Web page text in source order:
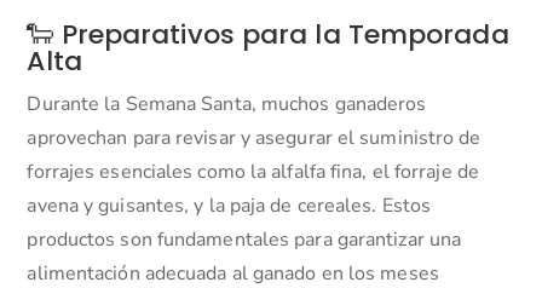
🐑 Preparativos para la Temporada
Alta
Durante la Semana Santa, muchos ganaderos
aprovechan para revisar y asegurar el suministro de
forrajes esenciales como la alfalfa fina, el forraje de
avena y guisantes, y la paja de cereales. Estos
productos son fundamentales para garantizar una
alimentación adecuada al ganado en los meses